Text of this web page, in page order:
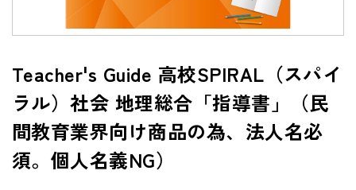
共通テスト/センター試験過去問データベース
センターTen 2026
アップグレード版
（DVD-ROM簡易パッケージ）
アップグレード版
（ダウンロード）
製品サポートページ
Teacher's Guide 高校SPIRAL（スパイ
ラル）社会 地理総合「指導書」（民
間教育業界向け商品の為、法人名必
須。個人名義NG）